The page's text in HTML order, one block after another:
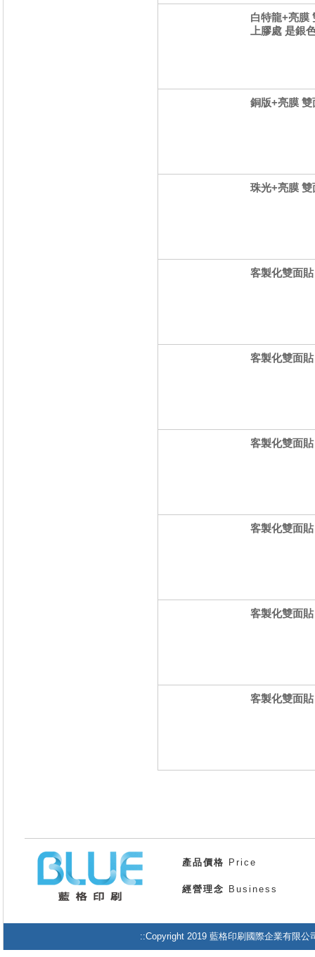
白特龍+亮膜
上膠處 是銀
銅版+亮膜
珠光+亮膜
客製化雙面
客製化雙面
客製化雙面
客製化雙面
客製化雙面
客製化雙面
產品價格 Price
經營理念 Business
::Copyright 2019 藍格印刷國際企業有限